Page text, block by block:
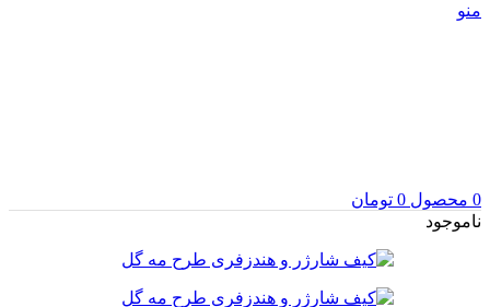
منو
0 محصول 0 تومان
ناموجود